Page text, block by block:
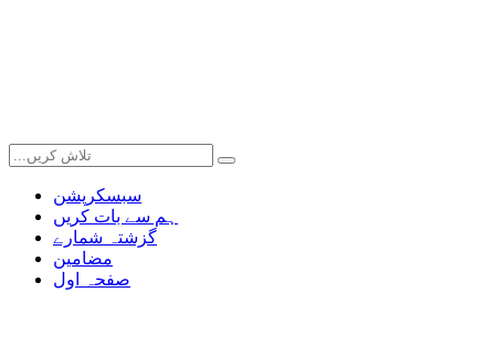
سبسکرپشن
ہم سے بات کریں
گزشتہ شمارے
مضامین
صفحہ اول